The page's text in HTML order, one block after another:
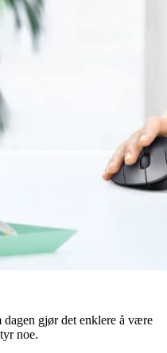
gjør det enklere å være
noe.